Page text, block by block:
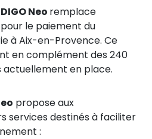
Neo remplace
pour le paiement du
à Aix-en-Provence. Ce
en complément des 240
actuellement en place.
propose aux
services destinés à faciliter
: